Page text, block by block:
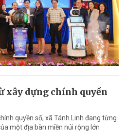
xây dựng chính quyền
quyền số, xã Tánh Linh đang từng
một địa bàn miền núi rộng lớn